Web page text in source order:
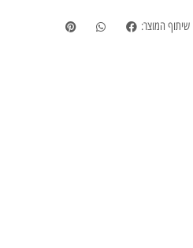
שיתוף המוצר: